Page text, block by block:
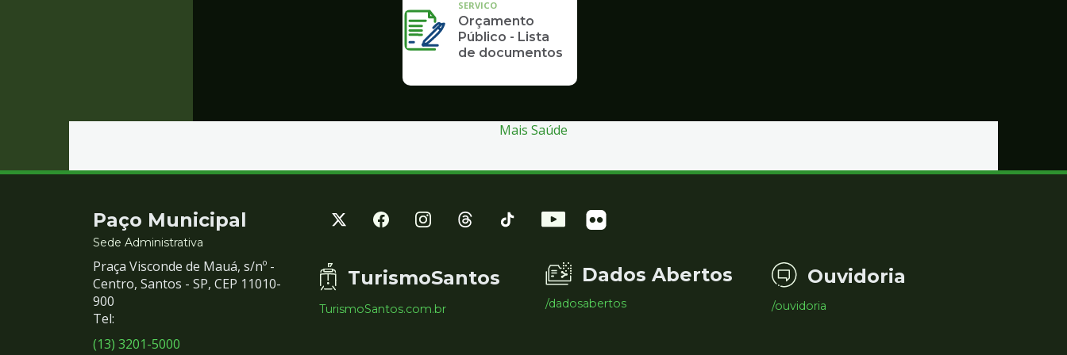
SERVICO
Orçamento
Público - Lista
de documentos
Mais Saúde
Contato
e
Redes
Sociais
Paço Municipal
Sede Administrativa
Praça Visconde de Mauá, s/nº -
Centro, Santos - SP, CEP 11010-
900
Tel:
(13) 3201-5000
TurismoSantos
TurismoSantos.com.br
Dados Abertos
/dadosabertos
Ouvidoria
/ouvidoria